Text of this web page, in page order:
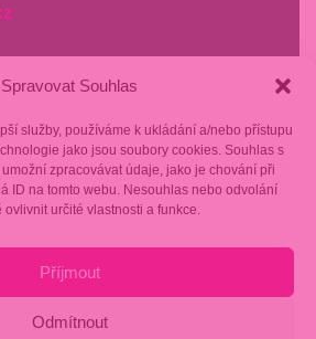
Spravovat Souhlas
služby, používáme k ukládání a/nebo přístupu
jako jsou soubory cookies. Souhlas s
zpracovávat údaje, jako je chování při
ID na tomto webu. Nesouhlas nebo odvolání
určité vlastnosti a funkce.
Příjmout
Odmítnout